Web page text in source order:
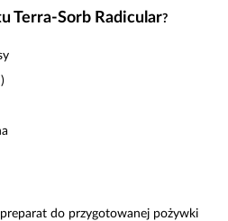
Terra-Sorb Radicular?
do przygotowanej pożywki